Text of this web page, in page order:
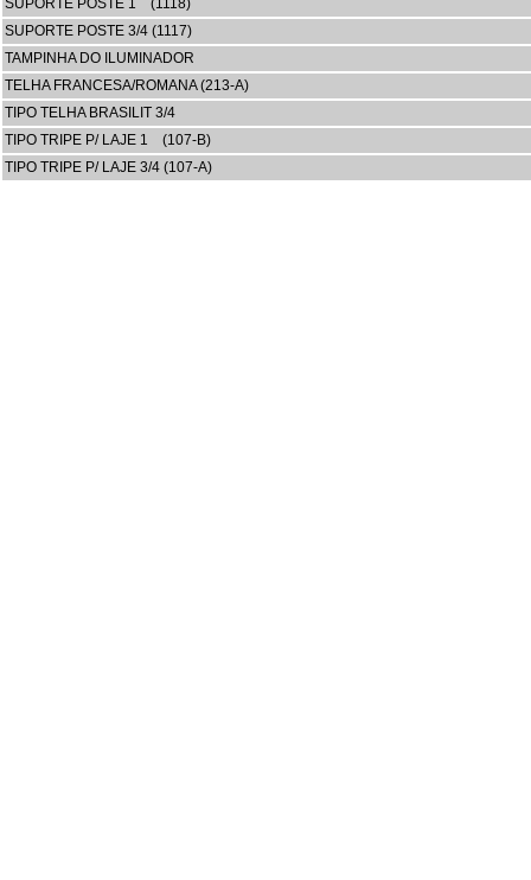
SUPORTE POSTE 1 (1118)
SUPORTE POSTE 3/4 (1117)
TAMPINHA DO ILUMINADOR
TELHA FRANCESA/ROMANA (213-A)
TIPO TELHA BRASILIT 3/4
TIPO TRIPE P/ LAJE 1 (107-B)
TIPO TRIPE P/ LAJE 3/4 (107-A)